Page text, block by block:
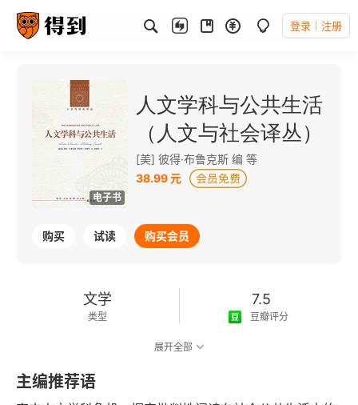
登录 注册
电子书
人文学科与公共生活
（人文与社会译丛）
[美] 彼得·布鲁克斯 编 等
38.99 元
购买 试读 购买会员
文学
类型
7.5
豆瓣评分
2022-05-01
展开全部
主编推荐语